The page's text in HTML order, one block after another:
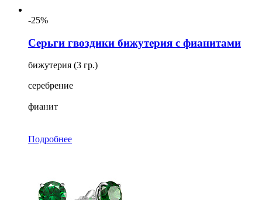
-25%
Серьги гвоздики бижутерия с фианитами
бижутерия (3 гр.)
серебрение
фианит
Подробнее